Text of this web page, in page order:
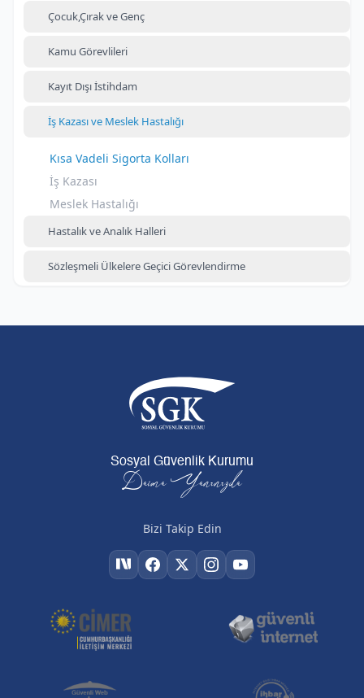
Çocuk,Çırak ve Genç
Kamu Görevlileri
Kayıt Dışı İstihdam
İş Kazası ve Meslek Hastalığı
Kısa Vadeli Sigorta Kolları
İş Kazası
Meslek Hastalığı
Hastalık ve Analık Halleri
Sözleşmeli Ülkelere Geçici Görevlendirme
Sosyal Güvenlik Kurumu
Daima Yanınızda
Bizi Takip Edin